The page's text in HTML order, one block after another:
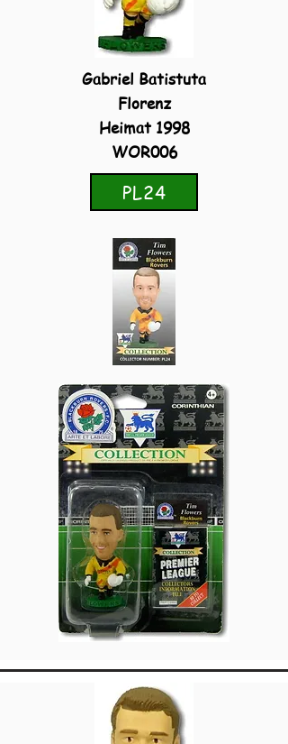
Gabriel Batistuta
Florenz
Heimat 1998
WOR006
PL24